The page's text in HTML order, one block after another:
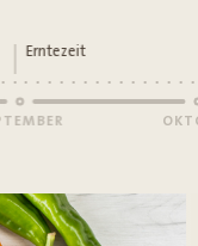
Erntezeit